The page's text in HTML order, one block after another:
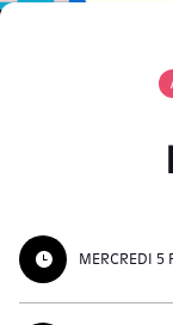
MERCREDI 5